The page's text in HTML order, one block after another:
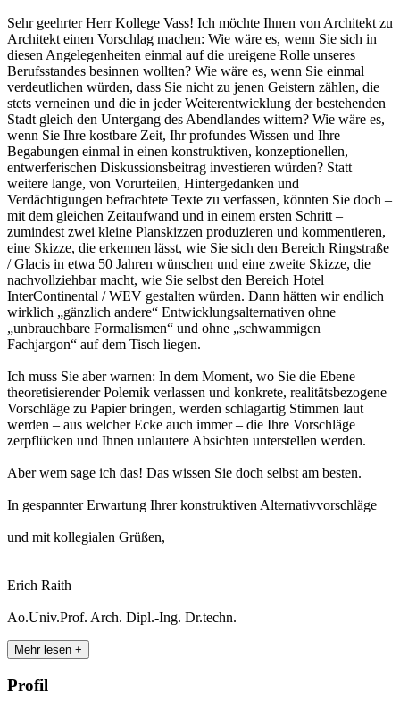
Sehr geehrter Herr Kollege Vass! Ich möchte Ihnen von Architekt zu
Architekt einen Vorschlag machen: Wie wäre es, wenn Sie sich in
diesen Angelegenheiten einmal auf die ureigene Rolle unseres
Berufsstandes besinnen wollten? Wie wäre es, wenn Sie einmal
verdeutlichen würden, dass Sie nicht zu jenen Geistern zählen, die
stets verneinen und die in jeder Weiterentwicklung der bestehenden
Stadt gleich den Untergang des Abendlandes wittern? Wie wäre es,
wenn Sie Ihre kostbare Zeit, Ihr profundes Wissen und Ihre
Begabungen einmal in einen konstruktiven, konzeptionellen,
entwerferischen Diskussionsbeitrag investieren würden? Statt
weitere lange, von Vorurteilen, Hintergedanken und
Verdächtigungen befrachtete Texte zu verfassen, könnten Sie doch –
mit dem gleichen Zeitaufwand und in einem ersten Schritt –
zumindest zwei kleine Planskizzen produzieren und kommentieren,
eine Skizze, die erkennen lässt, wie Sie sich den Bereich Ringstraße
/ Glacis in etwa 50 Jahren wünschen und eine zweite Skizze, die
nachvollziehbar macht, wie Sie selbst den Bereich Hotel
InterContinental / WEV gestalten würden. Dann hätten wir endlich
wirklich „gänzlich andere“ Entwicklungsalternativen ohne
„unbrauchbare Formalismen“ und ohne „schwammigen
Fachjargon“ auf dem Tisch liegen.
Ich muss Sie aber warnen: In dem Moment, wo Sie die Ebene
theoretisierender Polemik verlassen und konkrete, realitätsbezogene
Vorschläge zu Papier bringen, werden schlagartig Stimmen laut
werden – aus welcher Ecke auch immer – die Ihre Vorschläge
zerpflücken und Ihnen unlautere Absichten unterstellen werden.
Aber wem sage ich das! Das wissen Sie doch selbst am besten.
In gespannter Erwartung Ihrer konstruktiven Alternativvorschläge
und mit kollegialen Grüßen,
Erich Raith
Ao.Univ.Prof. Arch. Dipl.-Ing. Dr.techn.
Mehr lesen +
Profil